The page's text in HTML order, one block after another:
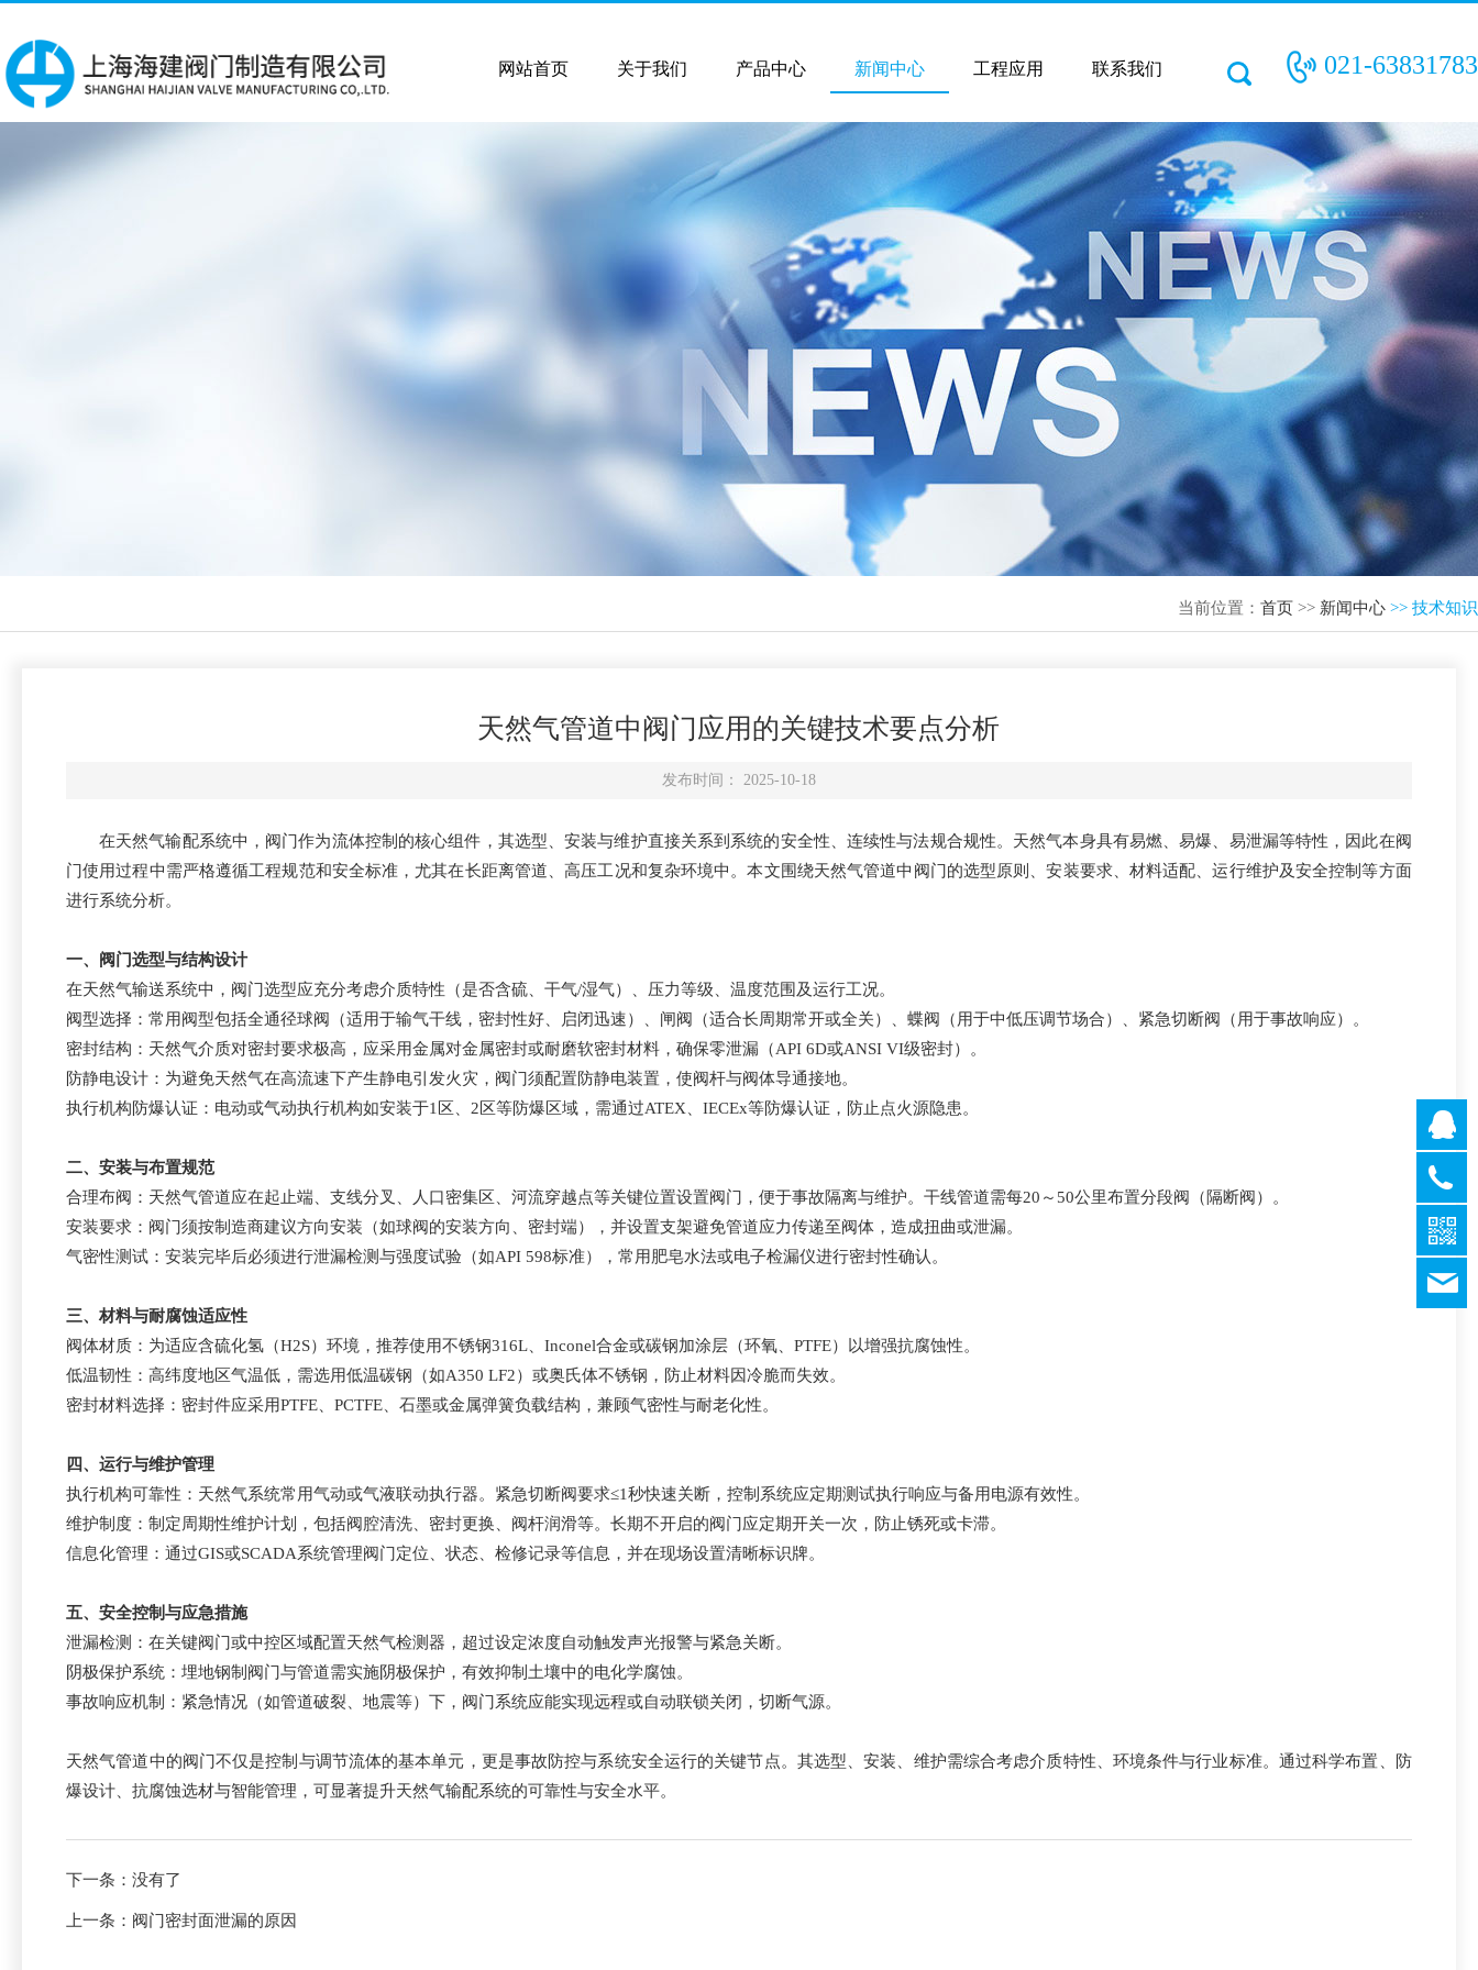
021-63831783
网站首页 关于我们 产品中心 新闻中心 工程应用 联系我们
QQ
QQ
QQ
QQ
QQ
021-
021-
当前位置： 首页 >> 新闻中心 >> 技术知识
天然气管道中阀门应用的关键技术要点分析
发布时间： 2025-10-18
在天然气输配系统中，阀门作为流体控制的核心组件，其选型、安装与维护直接关系到系统的安全性、连续性与法规合规性。天然气本身具有易燃、易爆、易泄漏等特性，因此在阀
门使用过程中需严格遵循工程规范和安全标准，尤其在长距离管道、高压工况和复杂环境中。本文围绕天然气管道中阀门的选型原则、安装要求、材料适配、运行维护及安全控制等方面
进行系统分析。
一、阀门选型与结构设计
在天然气输送系统中，阀门选型应充分考虑介质特性（是否含硫、干气/湿气）、压力等级、温度范围及运行工况。
阀型选择：常用阀型包括全通径球阀（适用于输气干线，密封性好、启闭迅速）、闸阀（适合长周期常开或全关）、蝶阀（用于中低压调节场合）、紧急切断阀（用于事故响应）。
密封结构：天然气介质对密封要求极高，应采用金属对金属密封或耐磨软密封材料，确保零泄漏（API 6D或ANSI VI级密封）。
防静电设计：为避免天然气在高流速下产生静电引发火灾，阀门须配置防静电装置，使阀杆与阀体导通接地。
执行机构防爆认证：电动或气动执行机构如安装于1区、2区等防爆区域，需通过ATEX、IECEx等防爆认证，防止点火源隐患。
二、安装与布置规范
合理布阀：天然气管道应在起止端、支线分叉、人口密集区、河流穿越点等关键位置设置阀门，便于事故隔离与维护。干线管道需每20～50公里布置分段阀（隔断阀）。
安装要求：阀门须按制造商建议方向安装（如球阀的安装方向、密封端），并设置支架避免管道应力传递至阀体，造成扭曲或泄漏。
气密性测试：安装完毕后必须进行泄漏检测与强度试验（如API 598标准），常用肥皂水法或电子检漏仪进行密封性确认。
三、材料与耐腐蚀适应性
阀体材质：为适应含硫化氢（H2S）环境，推荐使用不锈钢316L、Inconel合金或碳钢加涂层（环氧、PTFE）以增强抗腐蚀性。
低温韧性：高纬度地区气温低，需选用低温碳钢（如A350 LF2）或奥氏体不锈钢，防止材料因冷脆而失效。
密封材料选择：密封件应采用PTFE、PCTFE、石墨或金属弹簧负载结构，兼顾气密性与耐老化性。
四、运行与维护管理
执行机构可靠性：天然气系统常用气动或气液联动执行器。紧急切断阀要求≤1秒快速关断，控制系统应定期测试执行响应与备用电源有效性。
维护制度：制定周期性维护计划，包括阀腔清洗、密封更换、阀杆润滑等。长期不开启的阀门应定期开关一次，防止锈死或卡滞。
信息化管理：通过GIS或SCADA系统管理阀门定位、状态、检修记录等信息，并在现场设置清晰标识牌。
五、安全控制与应急措施
泄漏检测：在关键阀门或中控区域配置天然气检测器，超过设定浓度自动触发声光报警与紧急关断。
阴极保护系统：埋地钢制阀门与管道需实施阴极保护，有效抑制土壤中的电化学腐蚀。
事故响应机制：紧急情况（如管道破裂、地震等）下，阀门系统应能实现远程或自动联锁关闭，切断气源。
天然气管道中的阀门不仅是控制与调节流体的基本单元，更是事故防控与系统安全运行的关键节点。其选型、安装、维护需综合考虑介质特性、环境条件与行业标准。通过科学布置、防
爆设计、抗腐蚀选材与智能管理，可显著提升天然气输配系统的可靠性与安全水平。
下一条：没有了
上一条： 阀门密封面泄漏的原因